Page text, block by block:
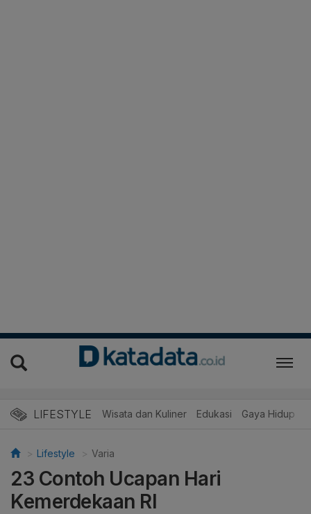
LIFESTYLE Wisata dan Kuliner Edukasi Gaya Hidup
Lifestyle Varia
23 Contoh Ucapan Hari
Kemerdekaan RI